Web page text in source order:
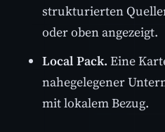
strukturierten
oder oben angezeigt.
Local Pack. Eine
nahegelegener
mit lokalem Bezug.